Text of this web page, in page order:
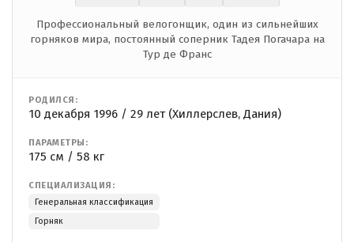
Профессиональный велогонщик, один из сильнейших
горняков мира, постоянный соперник Тадея Погачара на
Тур де Франс
РОДИЛСЯ:
10 декабря 1996 / 29 лет (Хиллерслев, Дания)
ПАРАМЕТРЫ:
175 см / 58 кг
СПЕЦИАЛИЗАЦИЯ:
Генеральная классификация
Горняк